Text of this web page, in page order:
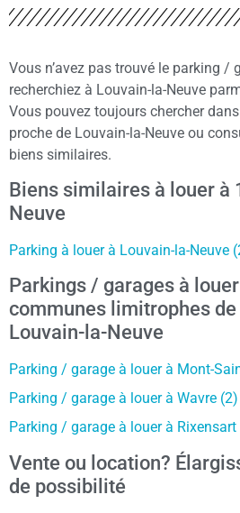
Vous n’avez pas trouvé le parking /
recherchiez à Louvain-la-Neuve
Vous pouvez toujours chercher
proche de Louvain-la-Neuve ou
biens similaires.
Biens similaires à louer à
Neuve
Parking à louer à Louvain-la-Neuve
Parkings / garages à
communes limitrophes
Louvain-la-Neuve
Parking / garage à louer à Mont-
Parking / garage à louer à Wavre (2)
Parking / garage à louer à Rixensart
Vente ou location?
de possibilité